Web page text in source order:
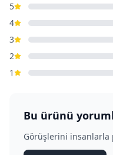
5
4
3
2
1
Bu ürünü
Görüşlerini insanlarla